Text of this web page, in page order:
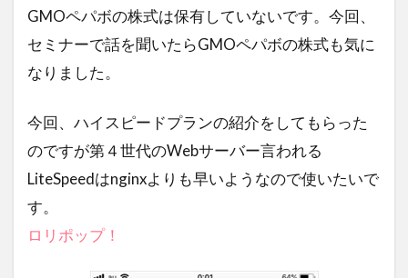
GMOペパボの株式は保有していないです。今回、
セミナーで話を聞いたらGMOペパボの株式も気に
なりました。
今回、ハイスピードプランの紹介をしてもらった
のですが第４世代のWebサーバー言われる
LiteSpeedはnginxよりも早いようなので使いたいで
す。
ロリポップ！